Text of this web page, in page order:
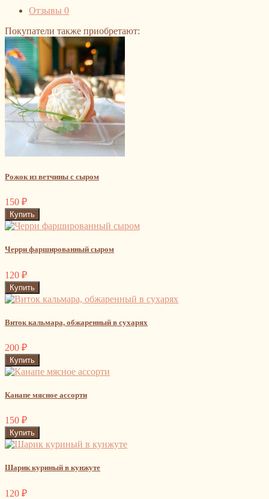
Отзывы 0
Покупатели также приобретают:
Рожок из ветчины с сыром
150 ₽
Черри фаршированный сыром
120 ₽
Виток кальмара, обжаренный в сухарях
200 ₽
Канапе мясное ассорти
150 ₽
Шарик куриный в кунжуте
120 ₽